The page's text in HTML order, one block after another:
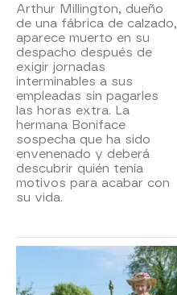
Arthur Millington, dueño
de una fábrica de calzado,
aparece muerto en su
despacho después de
exigir jornadas
interminables a sus
empleadas sin pagarles
las horas extra. La
hermana Boniface
sospecha que ha sido
envenenado y deberá
descubrir quién tenía
motivos para acabar con
su vida.